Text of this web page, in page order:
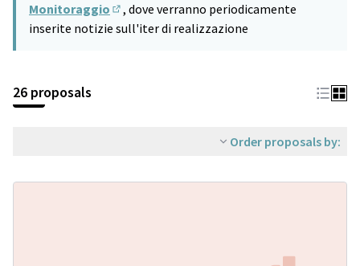
Monitoraggio
(Opens in new tab)
, dove verranno periodicamente
inserite notizie sull'iter di realizzazione
26 proposals
Order proposals by: